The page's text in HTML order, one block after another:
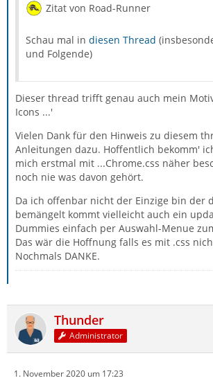
Zitat von Road-Runner
Schau mal in diesen Thread
und Folgende)
Dieser thread trifft genau auch mein
Icons ...'
Vielen Dank für den Hinweis zu diesem
Anleitungen dazu. Hoffentlich bekomm'
mich erstmal mit ...Chrome.css näher
noch nie was davon gehört.
Da ich offenbar nicht der Einzige bin der
bemängelt kommt vielleicht auch ein
Dummies einfach per Auswahl-Menue
Das wär die Hoffnung falls es mit .css
Nochmals DANKE.
Thunder
Administrator
1. November 2020 um 17:23